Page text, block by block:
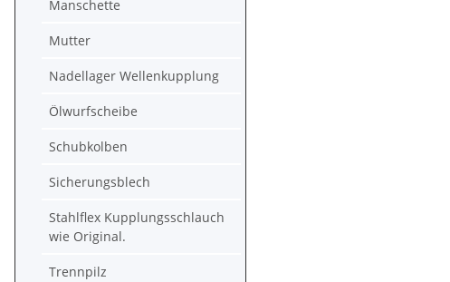
Manschette
Mutter
Nadellager Wellenkupplung
Ölwurfscheibe
Schubkolben
Sicherungsblech
Stahlflex Kupplungsschlauch
wie Original.
Trennpilz